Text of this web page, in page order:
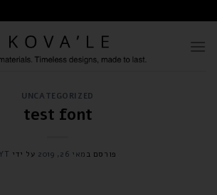
UNCATEGORIZED
test font
פורסם ב מאי 26, 2019 על ידי YT